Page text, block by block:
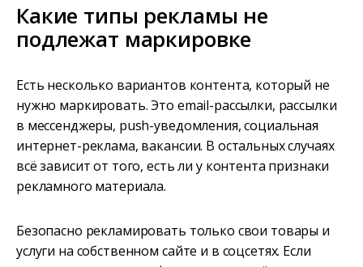
Какие типы рекламы не
подлежат маркировке
Есть несколько вариантов контента, который не
нужно маркировать. Это email-рассылки, рассылки
в мессенджеры, push-уведомления, социальная
интернет-реклама, вакансии. В остальных случаях
всё зависит от того, есть ли у контента признаки
рекламного материала.
Безопасно рекламировать только свои товары и
услуги на собственном сайте и в соцсетях. Если